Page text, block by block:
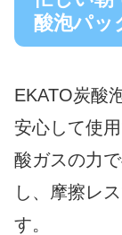
酸泡パッ
EKATO炭酸
安心して使
酸ガスの力
し、摩擦レ
す。